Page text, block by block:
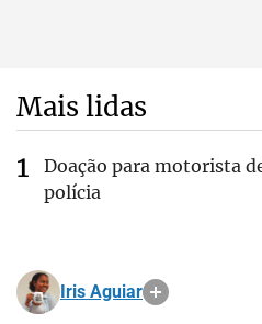
Mais lidas
Doação para motorista
polícia
Iris Aguiar